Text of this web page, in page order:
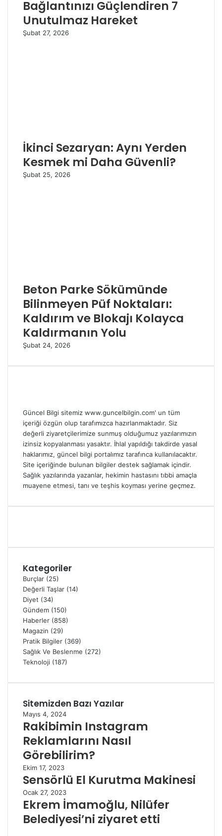
Bağlantınızı Güçlendiren 7
Unutulmaz Hareket
Şubat 27, 2026
İkinci Sezaryan: Aynı Yerden
Kesmek mi Daha Güvenli?
Şubat 25, 2026
Beton Parke Sökümünde
Bilinmeyen Püf Noktaları:
Kaldırım ve Blokajı Kolayca
Kaldırmanın Yolu
Şubat 24, 2026
Güncel Bilgi sitemiz www.guncelbilgin.com' un tüm
içeriği özgün olup tarafımızca hazırlanmaktadır. Siz
değerli ziyaretçilerimize sunmuş olduğumuz yazılarımızın
izinsiz kopyalanması yasaktır. İhlal yapıldığı takdirde yasal
haklarımız, güncel bilgi portalımız tarafınca kullanılacaktır.
Site içeriğinde bulunan bilgiler destek sağlamak içindir.
Sağlık yazılarında yazanlar, hekimin hastasını tıbbi amaçla
muayene etmesi, tanı ve teşhis koyması yerine geçmez.
Kategoriler
Burçlar (25)
Değerli Taşlar (14)
Diyet (34)
Gündem (150)
Haberler (858)
Magazin (29)
Pratik Bilgiler (369)
Sağlık Ve Beslenme (272)
Teknoloji (187)
Sitemizden Bazı Yazılar
Mayıs 4, 2024
Rakibimin Instagram
Reklamlarını Nasıl
Görebilirim?
Ekim 17, 2023
Sensörlü El Kurutma Makinesi
Ocak 27, 2023
Ekrem İmamoğlu, Nilüfer
Belediyesi’ni ziyaret etti